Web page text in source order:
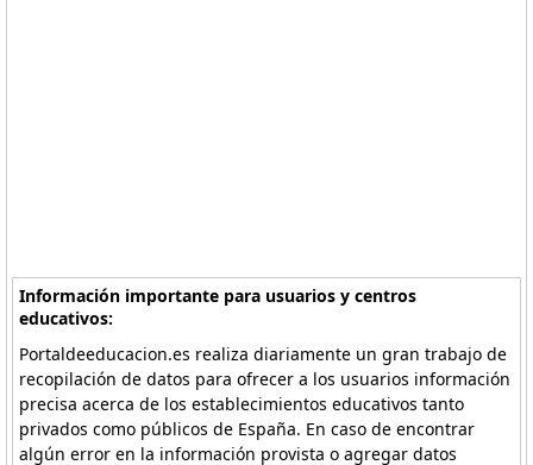
Información importante para usuarios y centros
educativos:
Portaldeeducacion.es realiza diariamente un gran trabajo de
recopilación de datos para ofrecer a los usuarios información
precisa acerca de los establecimientos educativos tanto
privados como públicos de España. En caso de encontrar
algún error en la información provista o agregar datos